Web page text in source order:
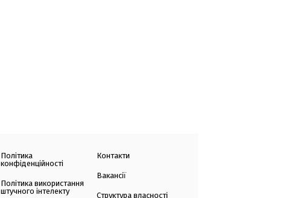
Політика
конфіденційності
Політика використання
штучного інтелекту
Контакти
Вакансії
Структура власності